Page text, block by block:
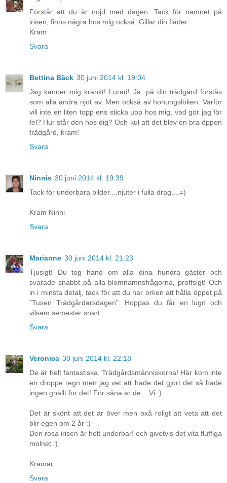
Förstår att du är nöjd med dagen. Tack för namnet på
irisen, finns några hos mig också. Gillar din fläder.
Kram
Svara
Bettina Bäck 30 juni 2014 kl. 19:04
Jag känner mig kränkt! Lurad! Ja, på din trädgård förstås
som alla andra njöt av. Men också av honungslöken. Varför
vill inte en liten topp ens sticka upp hos mig, vad gör jag för
fel? Hur står den hos dig? Och kul att det blev en bra öppen
trädgård, kram!
Svara
Ninnis 30 juni 2014 kl. 19:39
Tack för underbara bilder....njuter i fulla drag....=)
Kram Ninni
Svara
Marianne 30 juni 2014 kl. 21:23
Tjusigt! Du tog hand om alla dina hundra gäster och
svarade snabbt på alla blomnamnsfrågorna, proffsigt! Och
in i minsta detalj, tack för att du har orken att hålla öppet på
"Tusen Trädgårdarsdagen". Hoppas du får en lugn och
vilsam semester snart...
Svara
Veronica 30 juni 2014 kl. 22:18
De är helt fantastiska, Trädgårdsmänniskorna! Här kom inte
en droppe regn men jag vet att hade det gjort det så hade
ingen gnällt för det! För såna är de... Vi :)
Det är skönt att det är över men oxå roligt att veta att det
blir egen om 2 år :)
Den rosa irisen är helt underbar! och givetvis det vita fluffiga
molnet :)
Kramar
Svara